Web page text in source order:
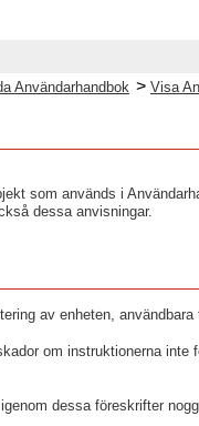
Användarhandbok > Visa
som används i
dessa anvisningar.
av enheten,
om instruktionerna
dessa föreskrifter